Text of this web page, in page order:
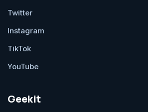
Twitter
Instagram
TikTok
YouTube
Geekit